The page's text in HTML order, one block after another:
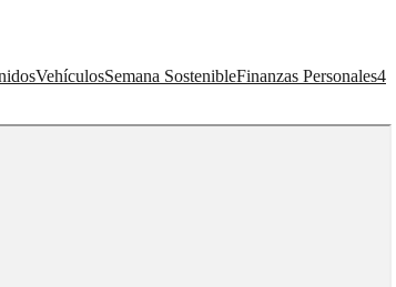
VehículosSemana SostenibleFinanzas Personales4